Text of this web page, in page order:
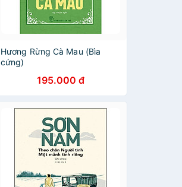
Hương Rừng Cà Mau (Bìa
cứng)
195.000 đ